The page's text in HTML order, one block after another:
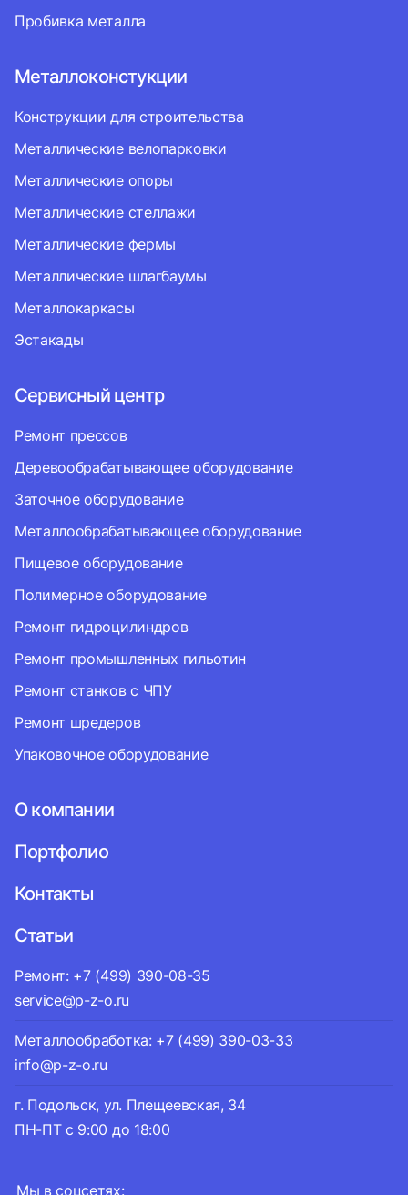
Мы в соцсетях:
Пробивка металла
Металлоконстукции
Конструкции для строительства
Металлические велопарковки
Металлические опоры
Металлические стеллажи
Металлические фермы
Металлические шлагбаумы
Металлокаркасы
Эстакады
Сервисный центр
Ремонт прессов
Деревообрабатывающее оборудование
Заточное оборудование
Металлообрабатывающее оборудование
Пищевое оборудование
Полимерное оборудование
Ремонт гидроцилиндров
Ремонт промышленных гильотин
Ремонт станков с ЧПУ
Ремонт шредеров
Упаковочное оборудование
О компании
Портфолио
Контакты
Статьи
Ремонт: +7 (499) 390-08-35
service@p-z-o.ru
Металлообработка: +7 (499) 390-03-33
info@p-z-o.ru
г. Подольск, ул. Плещеевская, 34
ПН-ПТ с 9:00 до 18:00